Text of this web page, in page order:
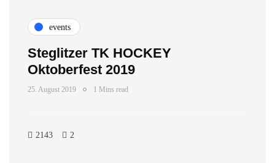
events
Steglitzer TK HOCKEY
Oktoberfest 2019
25. August 2019 1 Mins read
2143 2